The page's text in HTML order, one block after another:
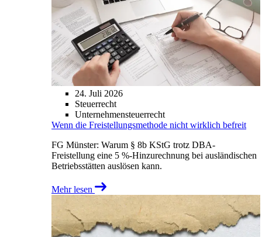
24. Juli 2026
Steuerrecht
Unternehmensteuerrecht
Wenn die Freistellungsmethode nicht wirklich befreit
FG Münster: Warum § 8b KStG trotz DBA-
Freistellung eine 5 %-Hinzurechnung bei ausländischen
Betriebsstätten auslösen kann.
Mehr lesen